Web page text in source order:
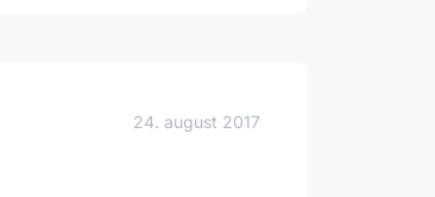
24. august 2017